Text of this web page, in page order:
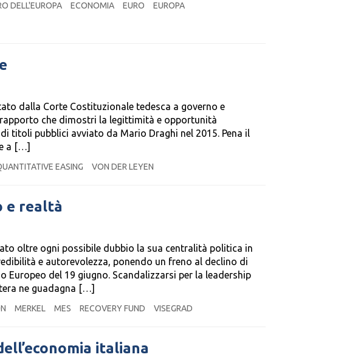
DELL'EUROPA ECONOMIA EURO
EUROPA
dalla Corte Costituzionale tedesca a governo e
che dimostri la legittimità e opportunità
titoli pubblici avviato da Mario Draghi nel 2015. Pena il
a […]
EASING VON DER LEYEN
e realtà
oltre ogni possibile dubbio la sua centralità politica in
e autorevolezza, ponendo un freno al declino di
Europeo del 19 giugno. Scandalizzarsi per la leadership
ne guadagna […]
MERKEL MES RECOVERY FUND VISEGRAD
italiana